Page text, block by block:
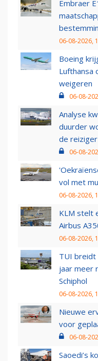
Embraer
06-08-2026,
Boeing
Lufthansa
weigeren
06-08-
Analyse
duurder
de reiziger
06-08-
vol met
06-08-2026,
KLM stelt
Airbus
06-08-2026,
TUI breidt
jaar meer
Schiphol
06-08-2026,
Nieuwe
voor
06-08-
Saoedi’s